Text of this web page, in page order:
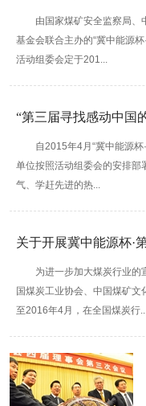
由国家煤矿安全监察局、
基金会联合主办的“冀中能源
活动组委会定于201...
“第三届寻找感动中国
自2015年4月“冀中能源
单位按照活动组委会的安排部
气、学赶先进的热...
关于开展冀中能源杯·
为进一步加大煤炭行业的
国煤炭工业协会、中国煤矿
至2016年4月，在全国煤炭行